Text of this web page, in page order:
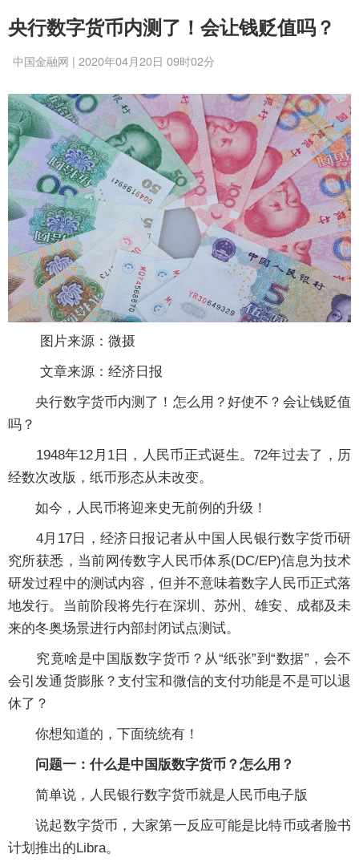
央行数字货币内测了！会让钱贬值吗？
中国金融网 | 2020年04月20日 09时02分
图片来源：微摄
文章来源：经济日报
央行数字货币内测了！怎么用？好使不？会让钱贬值
吗？
1948年12月1日，人民币正式诞生。72年过去了，历
经数次改版，纸币形态从未改变。
如今，人民币将迎来史无前例的升级！
4月17日，经济日报记者从中国人民银行数字货币研
究所获悉，当前网传数字人民币体系(DC/EP)信息为技术
研发过程中的测试内容，但并不意味着数字人民币正式落
地发行。当前阶段将先行在深圳、苏州、雄安、成都及未
来的冬奥场景进行内部封闭试点测试。
究竟啥是中国版数字货币？从“纸张”到“数据”，会不
会引发通货膨胀？支付宝和微信的支付功能是不是可以退
休了？
你想知道的，下面统统有！
问题一：什么是中国版数字货币？怎么用？
简单说，人民银行数字货币就是人民币电子版
说起数字货币，大家第一反应可能是比特币或者脸书
计划推出的Libra。